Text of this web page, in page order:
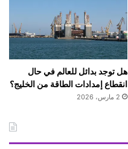
هل توجد بدائل للعالم في حال
انقطاع إمدادات الطاقة من الخليج؟
2 مارس، 2026